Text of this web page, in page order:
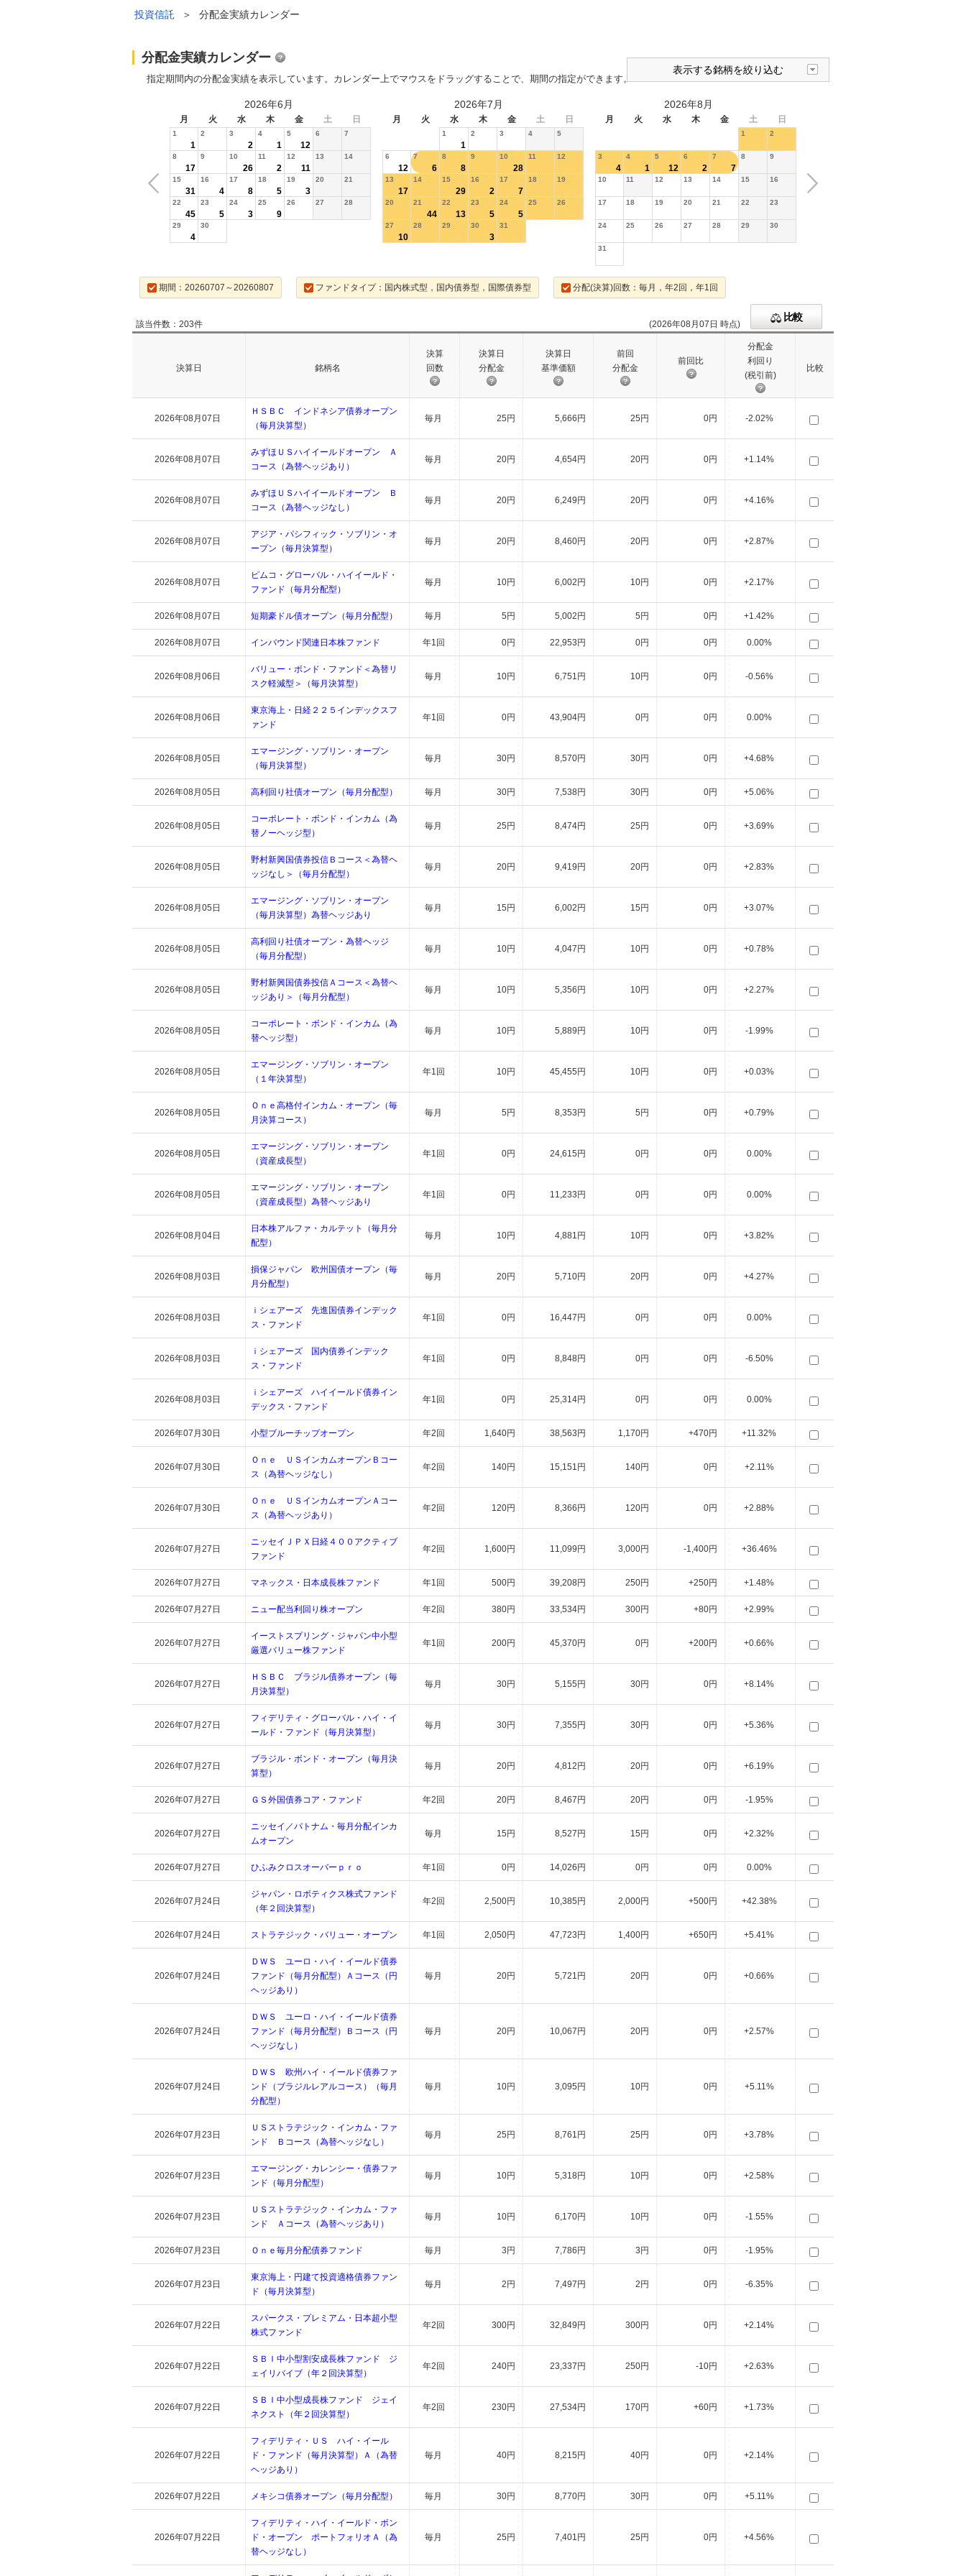
投資信託 ＞ 分配金実績カレンダー
分配金実績カレンダー
表示する銘柄を絞り込む
指定期間内の分配金実績を表示しています。カレンダー上でマウスをドラッグすることで、期間の指定ができます。
2026年6月 2026年7月 2026年8月
月 火 水 木 金 土 日 月 火 水 木 金 土 日 月 火 水 木 金 土 日
1
1
2 3
2
4
1
5
12
6 7
8
17
9 10
26
11
2
12
11
13 14
15
31
16
4
17
8
18
5
19
3
20 21
22
45
23
5
24
3
25
9
26 27 28
29
4
30
1
1
2 3 4 5
6
12
7
6
8
8
9 10
28
11 12
13
17
14 15
29
16
2
17
7
18 19
20 21
44
22
13
23
5
24
5
25 26
27
10
28 29 30
3
31
1 2
3
4
4
1
5
12
6
2
7
7
8 9
10 11 12 13 14 15 16
17 18 19 20 21 22 23
24 25 26 27 28 29 30
31
期間：20260707～20260807 ファンドタイプ：国内株式型，国内債券型，国際債券型 分配(決算)回数：毎月，年2回，年1回
該当件数：203件
比較
(2026年08月07日 時点)
決算日 銘柄名
決算
回数
決算日
分配金
決算日
基準価額
前回
分配金
前回比
分配金
利回り
(税引前)
比較
2026年08月07日
ＨＳＢＣ インドネシア債券オープン
（毎月決算型）
毎月 25円 5,666円 25円 0円 -2.02%
2026年08月07日
みずほＵＳハイイールドオープン Ａ
コース（為替ヘッジあり）
毎月 20円 4,654円 20円 0円 +1.14%
2026年08月07日
みずほＵＳハイイールドオープン Ｂ
コース（為替ヘッジなし）
毎月 20円 6,249円 20円 0円 +4.16%
2026年08月07日
アジア・パシフィック・ソブリン・オ
ープン（毎月決算型）
毎月 20円 8,460円 20円 0円 +2.87%
2026年08月07日
ピムコ・グローバル・ハイイールド・
ファンド（毎月分配型）
毎月 10円 6,002円 10円 0円 +2.17%
2026年08月07日 短期豪ドル債オープン（毎月分配型） 毎月 5円 5,002円 5円 0円 +1.42%
2026年08月07日 インバウンド関連日本株ファンド 年1回 0円 22,953円 0円 0円 0.00%
2026年08月06日
バリュー・ボンド・ファンド＜為替リ
スク軽減型＞（毎月決算型）
毎月 10円 6,751円 10円 0円 -0.56%
2026年08月06日
東京海上・日経２２５インデックスフ
ァンド
年1回 0円 43,904円 0円 0円 0.00%
2026年08月05日
エマージング・ソブリン・オープン
（毎月決算型）
毎月 30円 8,570円 30円 0円 +4.68%
2026年08月05日 高利回り社債オープン（毎月分配型） 毎月 30円 7,538円 30円 0円 +5.06%
2026年08月05日
コーポレート・ボンド・インカム（為
替ノーヘッジ型）
毎月 25円 8,474円 25円 0円 +3.69%
2026年08月05日
野村新興国債券投信Ｂコース＜為替ヘ
ッジなし＞（毎月分配型）
毎月 20円 9,419円 20円 0円 +2.83%
2026年08月05日
エマージング・ソブリン・オープン
（毎月決算型）為替ヘッジあり
毎月 15円 6,002円 15円 0円 +3.07%
2026年08月05日
高利回り社債オープン・為替ヘッジ
（毎月分配型）
毎月 10円 4,047円 10円 0円 +0.78%
2026年08月05日
野村新興国債券投信Ａコース＜為替ヘ
ッジあり＞（毎月分配型）
毎月 10円 5,356円 10円 0円 +2.27%
2026年08月05日
コーポレート・ボンド・インカム（為
替ヘッジ型）
毎月 10円 5,889円 10円 0円 -1.99%
2026年08月05日
エマージング・ソブリン・オープン
（１年決算型）
年1回 10円 45,455円 10円 0円 +0.03%
2026年08月05日
Ｏｎｅ高格付インカム・オープン（毎
月決算コース）
毎月 5円 8,353円 5円 0円 +0.79%
2026年08月05日
エマージング・ソブリン・オープン
（資産成長型）
年1回 0円 24,615円 0円 0円 0.00%
2026年08月05日
エマージング・ソブリン・オープン
（資産成長型）為替ヘッジあり
年1回 0円 11,233円 0円 0円 0.00%
2026年08月04日
日本株アルファ・カルテット（毎月分
配型）
毎月 10円 4,881円 10円 0円 +3.82%
2026年08月03日
損保ジャパン 欧州国債オープン（毎
月分配型）
毎月 20円 5,710円 20円 0円 +4.27%
2026年08月03日
ｉシェアーズ 先進国債券インデック
ス・ファンド
年1回 0円 16,447円 0円 0円 0.00%
2026年08月03日
ｉシェアーズ 国内債券インデック
ス・ファンド
年1回 0円 8,848円 0円 0円 -6.50%
2026年08月03日
ｉシェアーズ ハイイールド債券イン
デックス・ファンド
年1回 0円 25,314円 0円 0円 0.00%
2026年07月30日 小型ブルーチップオープン 年2回 1,640円 38,563円 1,170円 +470円 +11.32%
2026年07月30日
Ｏｎｅ ＵＳインカムオープンＢコー
ス（為替ヘッジなし）
年2回 140円 15,151円 140円 0円 +2.11%
2026年07月30日
Ｏｎｅ ＵＳインカムオープンＡコー
ス（為替ヘッジあり）
年2回 120円 8,366円 120円 0円 +2.88%
2026年07月27日
ニッセイＪＰＸ日経４００アクティブ
ファンド
年2回 1,600円 11,099円 3,000円 -1,400円 +36.46%
2026年07月27日 マネックス・日本成長株ファンド 年1回 500円 39,208円 250円 +250円 +1.48%
2026年07月27日 ニュー配当利回り株オープン 年2回 380円 33,534円 300円 +80円 +2.99%
2026年07月27日
イーストスプリング・ジャパン中小型
厳選バリュー株ファンド
年1回 200円 45,370円 0円 +200円 +0.66%
2026年07月27日
ＨＳＢＣ ブラジル債券オープン（毎
月決算型）
毎月 30円 5,155円 30円 0円 +8.14%
2026年07月27日
フィデリティ・グローバル・ハイ・イ
ールド・ファンド（毎月決算型）
毎月 30円 7,355円 30円 0円 +5.36%
2026年07月27日
ブラジル・ボンド・オープン（毎月決
算型）
毎月 20円 4,812円 20円 0円 +6.19%
2026年07月27日 ＧＳ外国債券コア・ファンド 年2回 20円 8,467円 20円 0円 -1.95%
2026年07月27日
ニッセイ／パトナム・毎月分配インカ
ムオープン
毎月 15円 8,527円 15円 0円 +2.32%
2026年07月27日 ひふみクロスオーバーｐｒｏ 年1回 0円 14,026円 0円 0円 0.00%
2026年07月24日
ジャパン・ロボティクス株式ファンド
（年２回決算型）
年2回 2,500円 10,385円 2,000円 +500円 +42.38%
2026年07月24日 ストラテジック・バリュー・オープン 年1回 2,050円 47,723円 1,400円 +650円 +5.41%
2026年07月24日
ＤＷＳ ユーロ・ハイ・イールド債券
ファンド（毎月分配型）Ａコース（円
ヘッジあり）
毎月 20円 5,721円 20円 0円 +0.66%
2026年07月24日
ＤＷＳ ユーロ・ハイ・イールド債券
ファンド（毎月分配型）Ｂコース（円
ヘッジなし）
毎月 20円 10,067円 20円 0円 +2.57%
2026年07月24日
ＤＷＳ 欧州ハイ・イールド債券ファ
ンド（ブラジルレアルコース）（毎月
分配型）
毎月 10円 3,095円 10円 0円 +5.11%
2026年07月23日
ＵＳストラテジック・インカム・ファ
ンド Ｂコース（為替ヘッジなし）
毎月 25円 8,761円 25円 0円 +3.78%
2026年07月23日
エマージング・カレンシー・債券ファ
ンド（毎月分配型）
毎月 10円 5,318円 10円 0円 +2.58%
2026年07月23日
ＵＳストラテジック・インカム・ファ
ンド Ａコース（為替ヘッジあり）
毎月 10円 6,170円 10円 0円 -1.55%
2026年07月23日 Ｏｎｅ毎月分配債券ファンド 毎月 3円 7,786円 3円 0円 -1.95%
2026年07月23日
東京海上・円建て投資適格債券ファン
ド（毎月決算型）
毎月 2円 7,497円 2円 0円 -6.35%
2026年07月22日
スパークス・プレミアム・日本超小型
株式ファンド
年2回 300円 32,849円 300円 0円 +2.14%
2026年07月22日
ＳＢＩ中小型割安成長株ファンド ジ
ェイリバイブ（年２回決算型）
年2回 240円 23,337円 250円 -10円 +2.63%
2026年07月22日
ＳＢＩ中小型成長株ファンド ジェイ
ネクスト（年２回決算型）
年2回 230円 27,534円 170円 +60円 +1.73%
2026年07月22日
フィデリティ・ＵＳ ハイ・イール
ド・ファンド（毎月決算型）Ａ（為替
ヘッジあり）
毎月 40円 8,215円 40円 0円 +2.14%
2026年07月22日 メキシコ債券オープン（毎月分配型） 毎月 30円 8,770円 30円 0円 +5.11%
2026年07月22日
フィデリティ・ハイ・イールド・ボン
ド・オープン ポートフォリオＡ（為
替ヘッジなし）
毎月 25円 7,401円 25円 0円 +4.56%